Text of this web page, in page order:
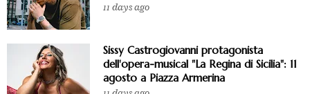
11 days ago
Sissy Castrogiovanni protagonista
dell'opera-musical "La Regina di Sicilia": 11
agosto a Piazza Armerina